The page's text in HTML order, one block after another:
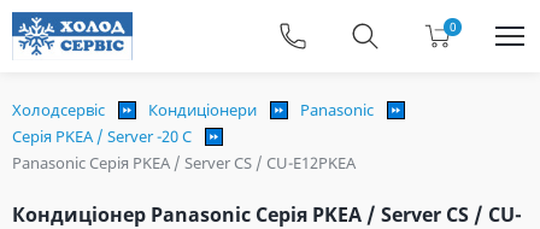
0
Холодсервіс Кондиціонери
Panasonic
Серія PKEA / Server -20 C
Panasonic Серія PKEA / Server CS / CU-E12PKEA
Кондиціонер Panasonic Серія PKEA / Server CS / CU-